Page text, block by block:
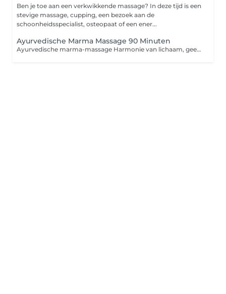
Ben je toe aan een verkwikkende massage? In deze tijd is een
stevige massage, cupping, een bezoek aan de
schoonheidsspecialist, osteopaat of een ener...
Ayurvedische Marma Massage 90 Minuten
Ayurvedische marma-massage Harmonie van lichaam, geest en energie Voel je spanning, stress of een gebrek aan vitaliteit? Ontdek de helende kracht van Ayurveda en de bijzondere werking van marma-punten energetische centra die zorgen voor een vrije stroom van prana. Wat brengt een Marma-massage? Diepe ontspanning en vermindering van stress Vrijmaken van energetische blokkades Betere doorbloeding en versterking van het immuunsysteem Kalmering van het zenuwstelsel en verbeterde slaap Ontgifting en verhoging van je levensenergie De massage wordt uitgevoerd met natuurlijke Ayurvedische oliën, speciaal samengesteld om het in balans brengen van de 3 dosha's. Gun jezelf een moment om lichaam en geest te herstellen.